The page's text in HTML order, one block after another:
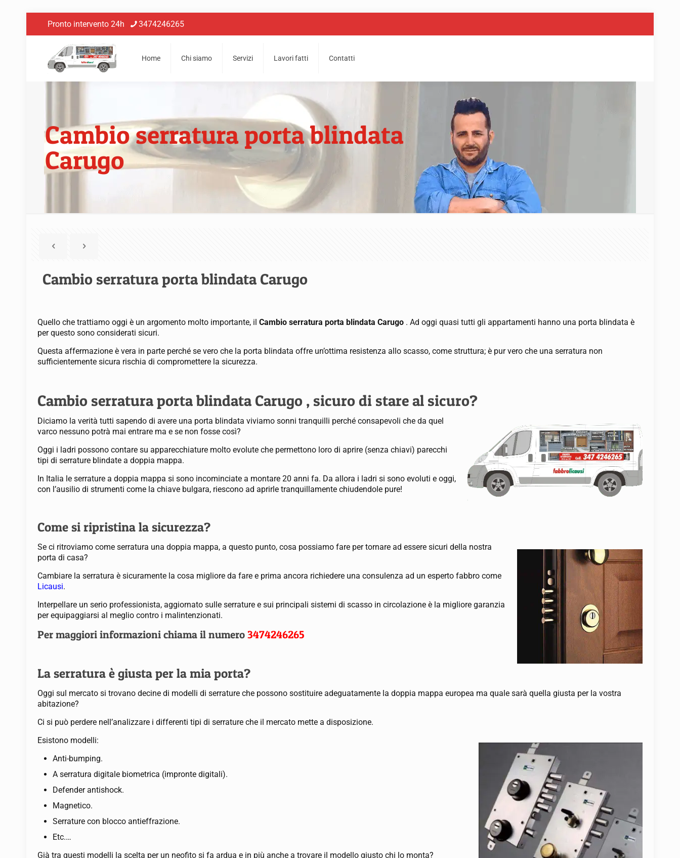
Pronto intervento 24h 3474246265
Home Chi siamo Servizi Lavori fatti Contatti
Cambio serratura porta blindata
Carugo
Cambio serratura porta blindata Carugo
Quello che trattiamo oggi è un argomento molto importante, ilCambio serratura porta blindata Carugo . Ad oggi quasi tutti gli appartamenti hanno una porta blindata è
per questo sono considerati sicuri.
Questa affermazione è vera in parte perché se vero che la porta blindata offre un’ottima resistenza allo scasso, come struttura; è pur vero che una serratura non
sufficientemente sicura rischia di compromettere la sicurezza.
Cambio serratura porta blindata Carugo , sicuro di stare al sicuro?
Diciamo la verità tutti sapendo di avere una porta blindata viviamo sonni tranquilli perché consapevoli che da quel
varco nessuno potrà mai entrare ma e se non fosse così?
Oggi i ladri possono contare su apparecchiature molto evolute che permettono loro di aprire (senza chiavi) parecchi
tipi di serrature blindate a doppia mappa.
In Italia le serrature a doppia mappa si sono incominciate a montare 20 anni fa. Da allora i ladri si sono evoluti e oggi,
con l’ausilio di strumenti come la chiave bulgara, riescono ad aprirle tranquillamente chiudendole pure!
Come si ripristina la sicurezza?
Se ci ritroviamo come serratura una doppia mappa, a questo punto, cosa possiamo fare per tornare ad essere sicuri della nostra
porta di casa?
Cambiare la serratura è sicuramente la cosa migliore da fare e prima ancora richiedere una consulenza ad un esperto fabbro come
Licausi.
Interpellare un serio professionista, aggiornato sulle serrature e sui principali sistemi di scasso in circolazione è la migliore garanzia
per equipaggiarsi al meglio contro i malintenzionati.
Per maggiori informazioni chiama il numero3474246265
La serratura è giusta per la mia porta?
Oggi sul mercato si trovano decine di modelli di serrature che possono sostituire adeguatamente la doppia mappa europea ma quale sarà quella giusta per la vostra
abitazione?
Ci si può perdere nell’analizzare i differenti tipi di serrature che il mercato mette a disposizione.
Esistono modelli:
Anti-bumping.
A serratura digitale biometrica (impronte digitali).
Defender antishock.
Magnetico.
Serrature con blocco antieffrazione.
Etc.…
Già tra questi modelli la scelta per un neofito si fa ardua e in più anche a trovare il modello giusto chi lo monta?